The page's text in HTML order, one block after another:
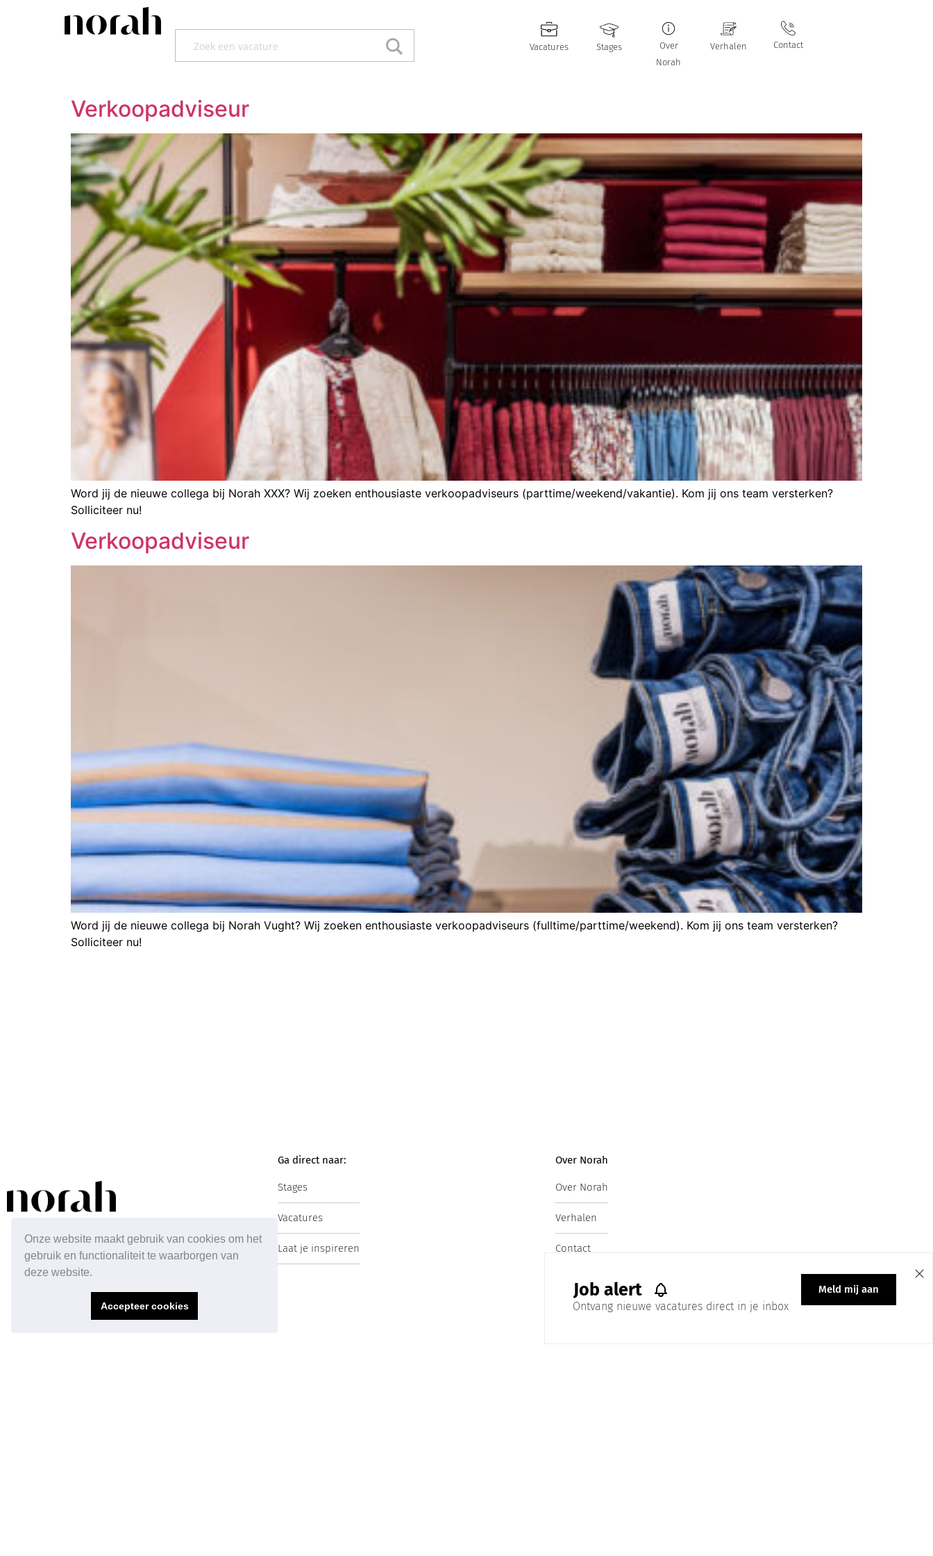
Onze website maakt gebruik van cookies om het
gebruik en functionaliteit te waarborgen van
deze website.
Accepteer cookies
Vacatures Stages
Over
Norah
Verhalen Contact
Verkoopadviseur
Word jij de nieuwe collega bij Norah XXX? Wij zoeken enthousiaste verkoopadviseurs (parttime/weekend/vakantie). Kom jij ons team versterken?
Solliciteer nu!
Verkoopadviseur
Word jij de nieuwe collega bij Norah Vught? Wij zoeken enthousiaste verkoopadviseurs (fulltime/parttime/weekend). Kom jij ons team versterken?
Solliciteer nu!
Ga direct naar:
Stages
Vacatures
Laat je inspireren
Over Norah
Over Norah
Verhalen
Contact
Job alert
Ontvang nieuwe vacatures direct in je inbox
Meld mij aan